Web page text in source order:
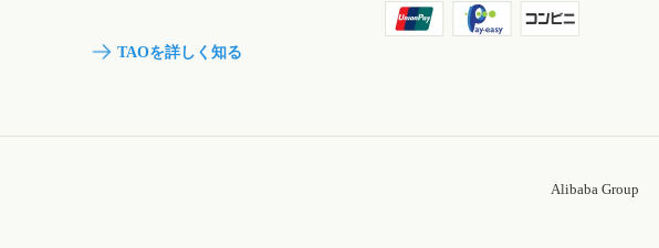
TAOを詳しく知る
Alibaba Group